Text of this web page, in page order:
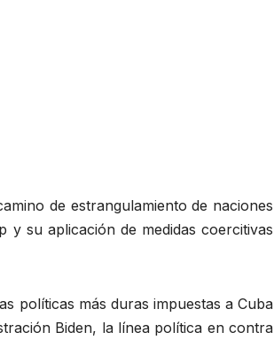
de estrangulamiento de naciones
y su aplicación de medidas coercitivas
políticas más duras impuestas a Cuba
Biden, la línea política en contra